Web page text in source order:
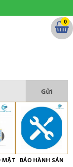
MẬT
BẢO HÀNH SẢN
0